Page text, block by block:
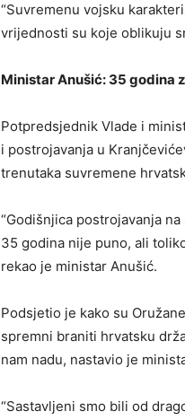
“Suvremenu vojsku
vrijednosti su koje oblikuju
Ministar Anušić: 35 godina
Potpredsjednik Vlade i
i postrojavanja u
trenutaka suvremene
“Godišnjica postrojavanja
35 godina nije puno, ali
rekao je ministar Anušić.
Podsjetio je kako su
spremni braniti hrvatsku
nam nadu, nastavio je
“Sastavljeni smo bili od